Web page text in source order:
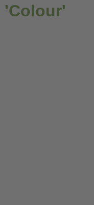
'Colour'